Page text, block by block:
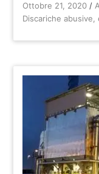
Ottobre 21, 2020 /
Discariche abusive ,